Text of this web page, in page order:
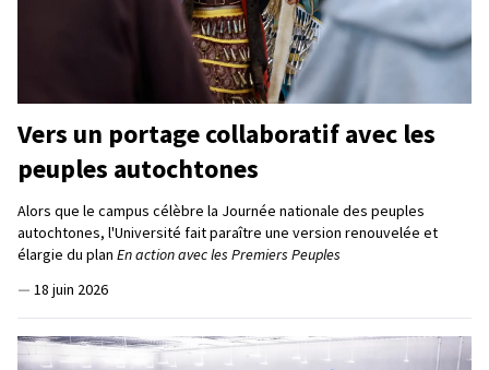
Vers un portage collaboratif avec les
peuples autochtones
Alors que le campus célèbre la Journée nationale des peuples
autochtones, l'Université fait paraître une version renouvelée et
élargie du plan En action avec les Premiers Peuples
— 18 juin 2026